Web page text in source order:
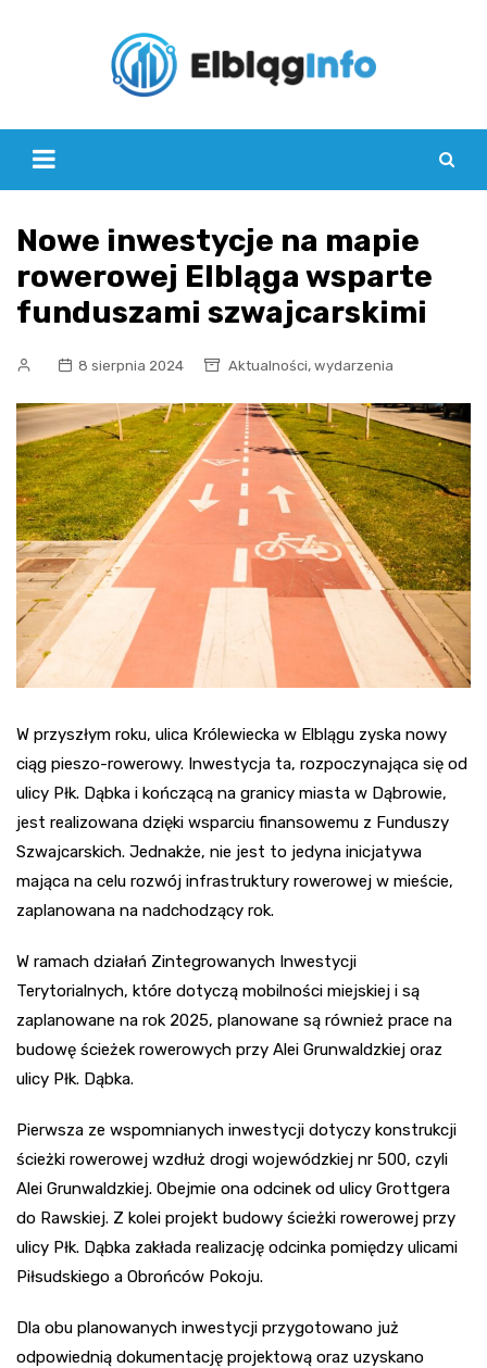
Nowe inwestycje na mapie
rowerowej Elbląga wsparte
funduszami szwajcarskimi
8 sierpnia 2024 Aktualności, wydarzenia
W przyszłym roku, ulica Królewiecka w Elblągu zyska nowy
ciąg pieszo-rowerowy. Inwestycja ta, rozpoczynająca się od
ulicy Płk. Dąbka i kończącą na granicy miasta w Dąbrowie,
jest realizowana dzięki wsparciu finansowemu z Funduszy
Szwajcarskich. Jednakże, nie jest to jedyna inicjatywa
mająca na celu rozwój infrastruktury rowerowej w mieście,
zaplanowana na nadchodzący rok.
W ramach działań Zintegrowanych Inwestycji
Terytorialnych, które dotyczą mobilności miejskiej i są
zaplanowane na rok 2025, planowane są również prace na
budowę ścieżek rowerowych przy Alei Grunwaldzkiej oraz
ulicy Płk. Dąbka.
Pierwsza ze wspomnianych inwestycji dotyczy konstrukcji
ścieżki rowerowej wzdłuż drogi wojewódzkiej nr 500, czyli
Alei Grunwaldzkiej. Obejmie ona odcinek od ulicy Grottgera
do Rawskiej. Z kolei projekt budowy ścieżki rowerowej przy
ulicy Płk. Dąbka zakłada realizację odcinka pomiędzy ulicami
Piłsudskiego a Obrońców Pokoju.
Dla obu planowanych inwestycji przygotowano już
odpowiednią dokumentację projektową oraz uzyskano